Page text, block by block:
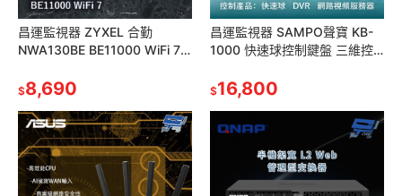
昌運監視器 ZYXEL 合勤
NWA130BE BE11000 WiFi 7
台
$8,690
昌運監視器 SAMPO聲寶 KB-
1000 快速球控制鍵盤 三維控
$16,800